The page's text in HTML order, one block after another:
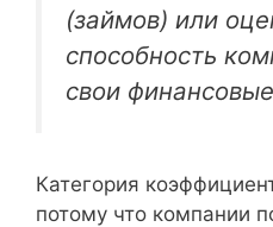
(займов) или
способность
свои
Категория
потому что компании